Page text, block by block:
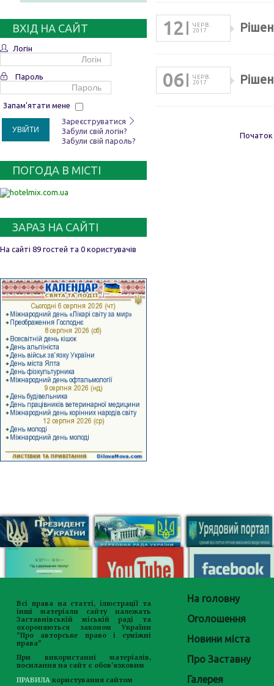
ВХІД НА САЙТ
Логін
Пароль
Запам'ятати мене
УВІЙТИ
Зареєструватися
Забули свій логін?
Забули свій пароль?
ПОГОДА В МІСТІ
ЗАРАЗ НА САЙТІ
На сайті 89 гостей та 0 користувачів
12
ЧЕРВ.
2017
06
ЧЕРВ.
2017
Початок
Всі права на статті, ілюстрації та
інші матеріали сайту належать
Заставнівській міській раді та
охороняються законом України
"Про авторське право і суміжні
права"
При використанні матеріалів,
посилання на сайт є обов'язковим
ПРАВИЛА користування сайтом
На головну
Оголошення
Новини міста
Про Заставну
Галерея